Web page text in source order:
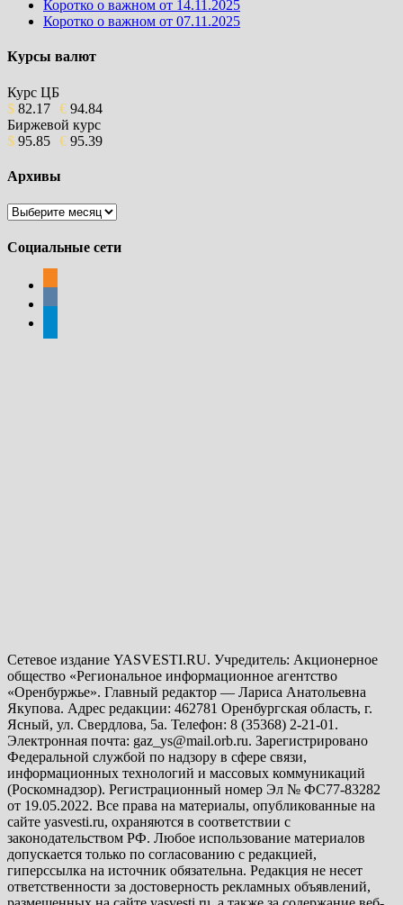
Коротко о важном от 14.11.2025
Коротко о важном от 07.11.2025
Курсы валют
Курс ЦБ
$ 82.17 € 94.84
Биржевой курс
$ 95.85 € 95.39
Архивы
Архивы
Социальные сети
Сетевое издание YASVESTI.RU. Учредитель: Акционерное
общество «Региональное информационное агентство
«Оренбуржье». Главный редактор — Лариса Анатольевна
Якупова. Адрес редакции: 462781 Оренбургская область, г.
Ясный, ул. Свердлова, 5а. Телефон: 8 (35368) 2-21-01.
Электронная почта: gaz_ys@mail.orb.ru. Зарегистрировано
Федеральной службой по надзору в сфере связи,
информационных технологий и массовых коммуникаций
(Роскомнадзор). Регистрационный номер Эл № ФС77-83282
от 19.05.2022. Все права на материалы, опубликованные на
сайте yasvesti.ru, охраняются в соответствии с
законодательством РФ. Любое использование материалов
допускается только по согласованию с редакцией,
гиперссылка на источник обязательна. Редакция не несет
ответственности за достоверность рекламных объявлений,